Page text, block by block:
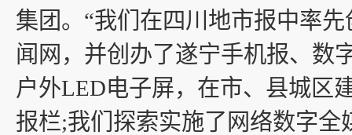
集团。“我们在四川地市报中率
闻网，并创办了遂宁手机报、数
户外LED电子屏，在市、县城区
报栏;我们探索实施了网络数字